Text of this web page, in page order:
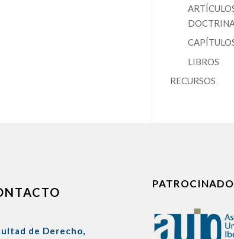
LIBROS
RECURSOS
de Derecho,